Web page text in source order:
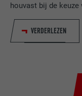
houvast bij de keuze
VERDERLEZEN
AANBIEDER
VERVALTIJD